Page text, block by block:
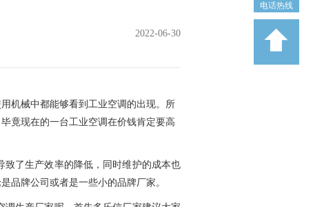
2022-06-30
机械中都能够看到工业空调的出现。所
竟现在的一台工业空调在价钱肯定要高
了生产效率的降低，同时维护的成本也
品牌公司或者是一些小的品牌厂家。
电话热线